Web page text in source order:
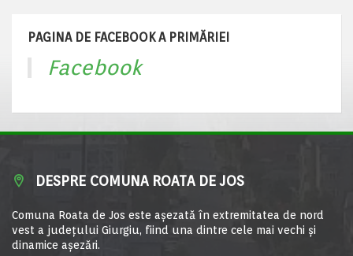
PAGINA DE FACEBOOK A PRIMĂRIEI
Facebook
DESPRE COMUNA ROATA DE JOS
Comuna Roata de Jos este aşezată în extremitatea de nord
vest a judeţului Giurgiu, fiind una dintre cele mai vechi şi
dinamice aşezări.